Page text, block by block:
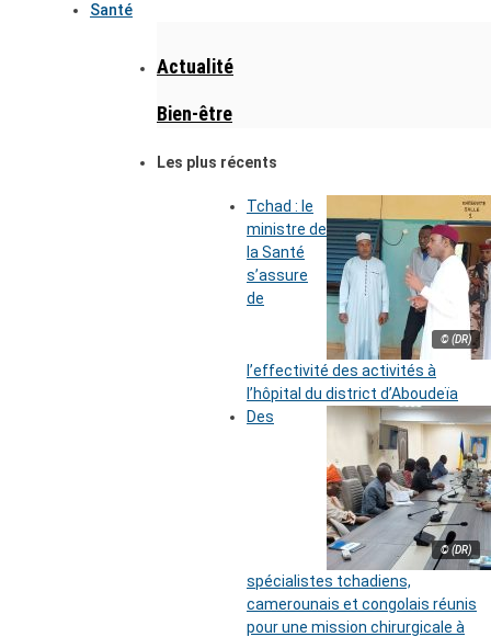
Santé
Actualité
Bien-être
Les plus récents
© (DR)
Tchad : le
ministre de
la Santé
s’assure
de
l’effectivité des activités à
l’hôpital du district d’Aboudeïa
© (DR)
Des
spécialistes tchadiens,
camerounais et congolais réunis
pour une mission chirurgicale à